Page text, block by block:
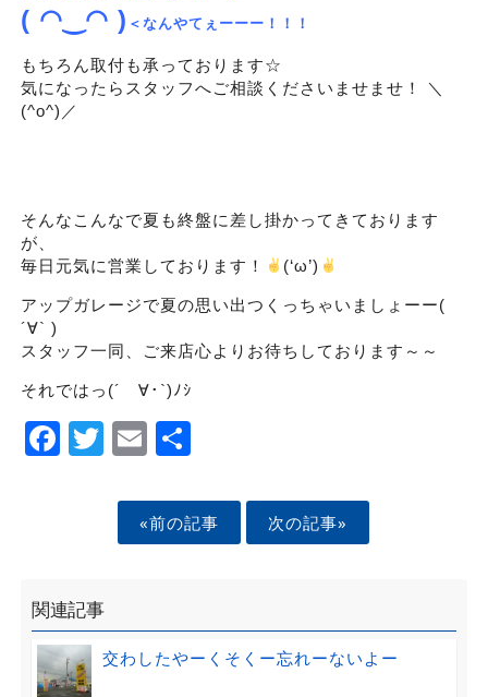
( ◠‿◠ ) ＜なんやてぇーーー！！！
もちろん取付も承っております☆
気になったらスタッフへご相談くださいませませ！ ＼
(^o^)／
そんなこんなで夏も終盤に差し掛かってきております
が、
毎日元気に営業しております！
(‘ω’)
アップガレージで夏の思い出つくっちゃいましょーー(
´∀` )
スタッフ一同、ご来店心よりお待ちしております～～
それではっ(´ゝ∀･`)ﾉｼ
Facebook
Twitter
EmailShare
«前の記事 次の記事»
関連記事
交わしたやーくそくー忘れーないよー